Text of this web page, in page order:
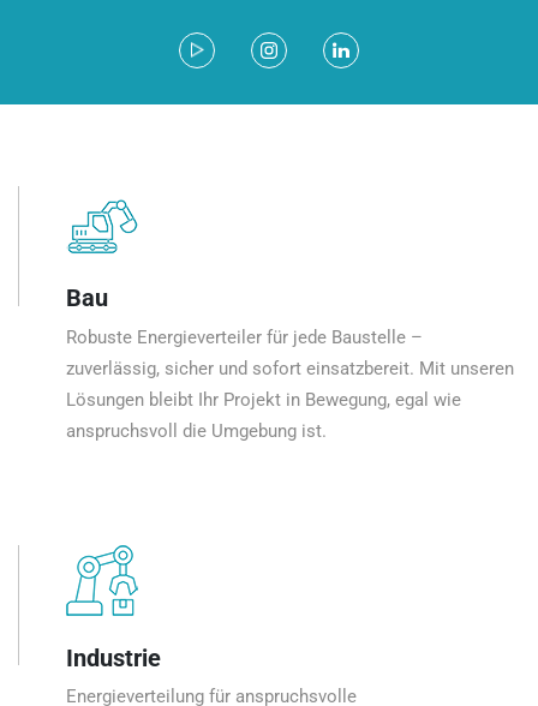
Bau
Robuste Energieverteiler für jede Baustelle –
zuverlässig, sicher und sofort einsatzbereit. Mit unseren
Lösungen bleibt Ihr Projekt in Bewegung, egal wie
anspruchsvoll die Umgebung ist.
Industrie
Energieverteilung für anspruchsvolle